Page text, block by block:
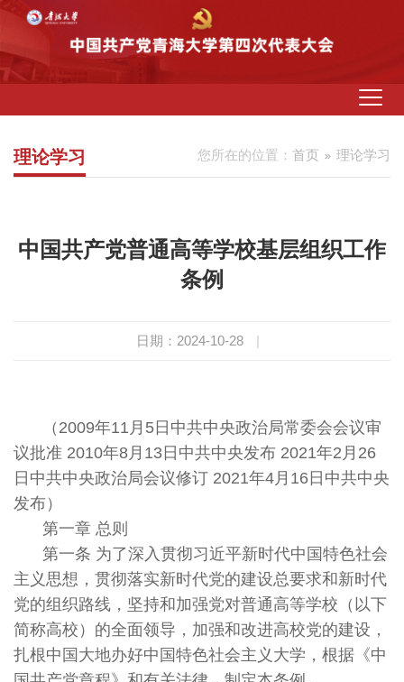
您所在的位置： 首页 理论学习
理论学习
中国共产党普通高等学校基层组织工作
条例
日期：2024-10-28 |
（2009年11月5日中共中央政治局常委会会议审
议批准 2010年8月13日中共中央发布 2021年2月26
日中共中央政治局会议修订 2021年4月16日中共中央
发布）
第一章 总则
第一条 为了深入贯彻习近平新时代中国特色社会
主义思想，贯彻落实新时代党的建设总要求和新时代
党的组织路线，坚持和加强党对普通高等学校（以下
简称高校）的全面领导，加强和改进高校党的建设，
扎根中国大地办好中国特色社会主义大学，根据《中